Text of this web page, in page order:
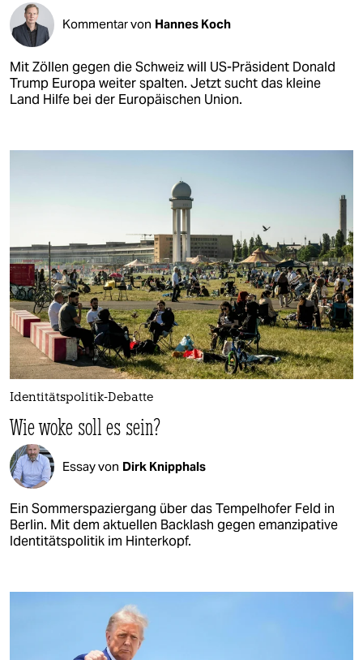
Kommentar von Hannes Koch
Mit Zöllen gegen die Schweiz will US-Präsident Donald
Trump Europa weiter spalten. Jetzt sucht das kleine
Land Hilfe bei der Europäischen Union.
Identitätspolitik-Debatte
Wie woke soll es sein?
Essay von Dirk Knipphals
Ein Sommerspaziergang über das Tempelhofer Feld in
Berlin. Mit dem aktuellen Backlash gegen emanzipative
Identitätspolitik im Hinterkopf.